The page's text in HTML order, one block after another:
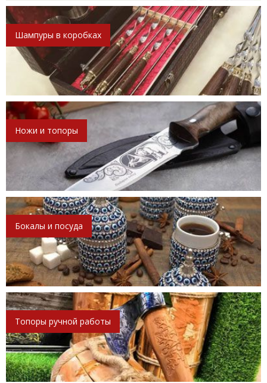
Шампуры в коробках
Ножи и топоры
Бокалы и посуда
Топоры ручной работы